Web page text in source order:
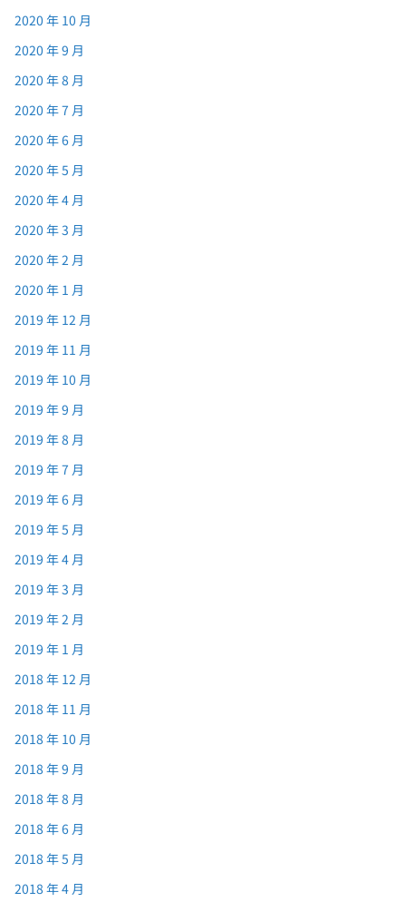
2020 年 10 月
2020 年 9 月
2020 年 8 月
2020 年 7 月
2020 年 6 月
2020 年 5 月
2020 年 4 月
2020 年 3 月
2020 年 2 月
2020 年 1 月
2019 年 12 月
2019 年 11 月
2019 年 10 月
2019 年 9 月
2019 年 8 月
2019 年 7 月
2019 年 6 月
2019 年 5 月
2019 年 4 月
2019 年 3 月
2019 年 2 月
2019 年 1 月
2018 年 12 月
2018 年 11 月
2018 年 10 月
2018 年 9 月
2018 年 8 月
2018 年 6 月
2018 年 5 月
2018 年 4 月